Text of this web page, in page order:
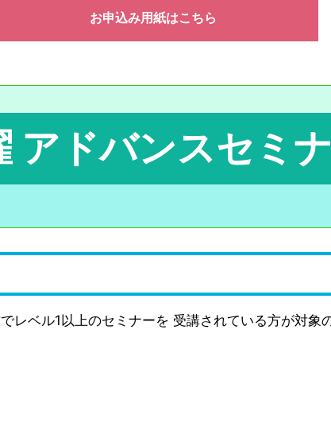
お申込み用紙はこちら
アドバンスセミ
レベル1以上のセミナーを 受講されている方が対象